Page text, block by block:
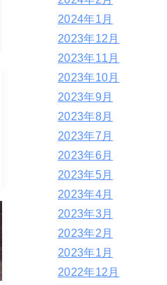
2024年1月
2023年12月
2023年11月
2023年10月
2023年9月
2023年8月
2023年7月
2023年6月
2023年5月
2023年4月
2023年3月
2023年2月
2023年1月
2022年12月